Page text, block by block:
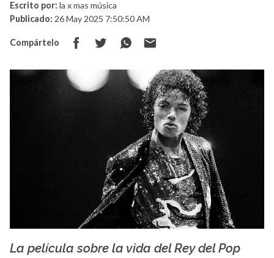
Escrito por: la x mas música
Publicado: 26 May 2025 7:50:50 AM
Compártelo
La película sobre la vida del Rey del Pop